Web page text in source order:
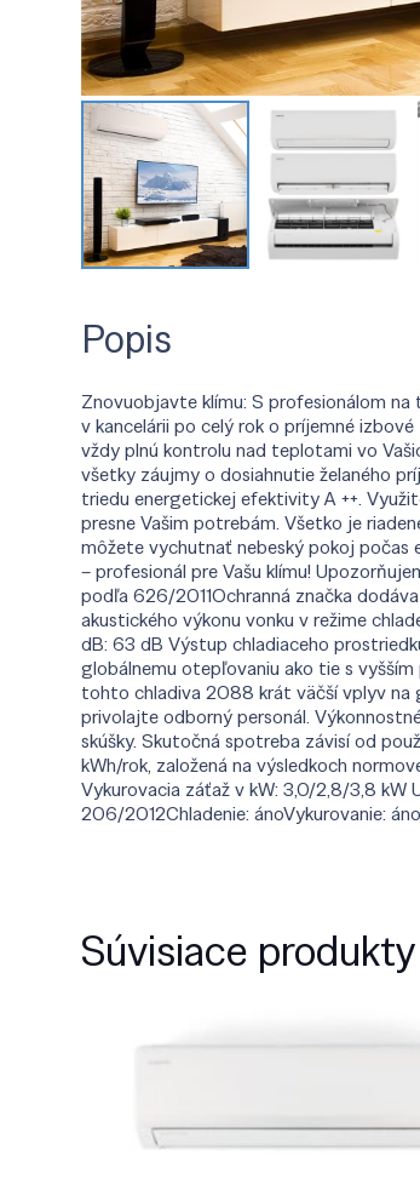
Popis
Znovuobjavte klímu: S profesionálom
v kancelárii po celý rok o príjemné
vždy plnú kontrolu nad teplotami vo
všetky záujmy o dosiahnutie želaného
triedu energetickej efektivity A ++.
presne Vašim potrebám. Všetko je
môžete vychutnať nebeský pokoj počas
– profesionál pre Vašu klímu!
podľa 626/2011Ochranná značka
akustického výkonu vonku v režime
dB: 63 dB Výstup chladiaceho
globálnemu otepľovaniu ako tie s
tohto chladiva 2088 krát väčší vplyv na
privolajte odborný personál.
skúšky. Skutočná spotreba závisí od
kWh/rok, založená na výsledkoch
Vykurovacia záťaž v kW: 3,0/2,8/3,8
206/2012Chladenie: ánoVykurovanie:
Súvisiace produkty